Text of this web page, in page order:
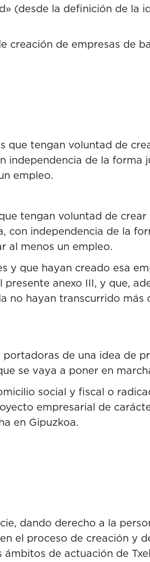
(desde la definición de la
creación de empresas de
que tengan voluntad de
independencia de la
empleo.
tengan voluntad de
con independencia de la
al menos un empleo.
y que hayan creado esa
presente anexo III, y que,
no hayan transcurrido más
portadoras de una idea de
se vaya a poner en
social y fiscal o
empresarial de
en Gipuzkoa.
dando derecho a la
el proceso de creación y
de actuación de